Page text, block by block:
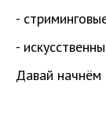
-
-
Давай начнём